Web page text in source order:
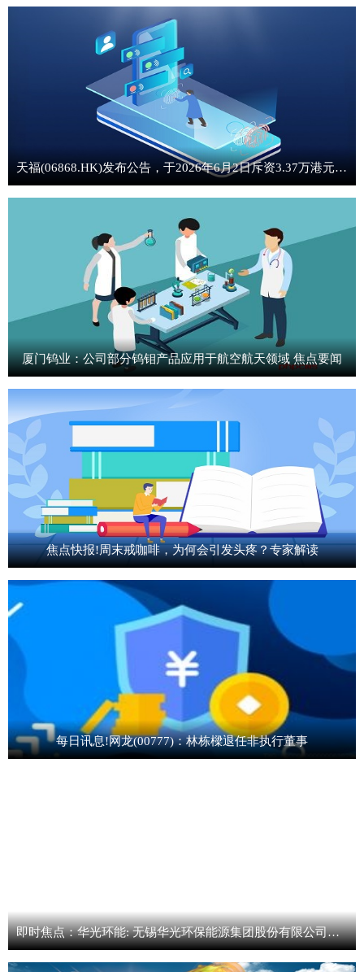
天福(06868.HK)发布公告，于2026年6月2日斥资3.37万港元回购1.2万股-时讯
厦门钨业：公司部分钨钼产品应用于航空航天领域 焦点要闻
焦点快报!周末戒咖啡，为何会引发头疼？专家解读
每日讯息!网龙(00777)：林栋樑退任非执行董事
即时焦点：华光环能: 无锡华光环保能源集团股份有限公司控股股东减持股份结果公告